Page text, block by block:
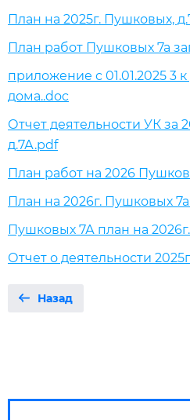
План на 2025г. Пушковых,
План работ Пушковых 7а
приложение с 01.01.2025 3
дома..doc
Отчет деятельности УК за
д.7А.pdf
План работ на 2026
План на 2026г. Пушковых
Пушковых 7А план на
Отчет о деятельности
Назад